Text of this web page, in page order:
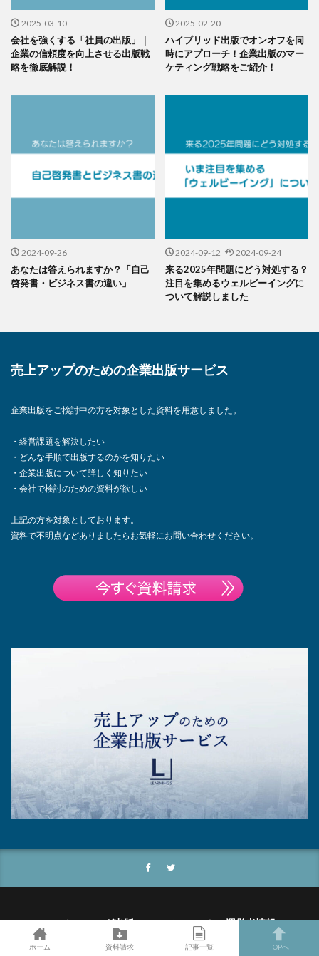
2025-03-10
会社を強くする「社員の出版」｜
企業の信頼度を向上させる出版戦
略を徹底解説！
2025-02-20
ハイブリッド出版でオンオフを同
時にアプローチ！企業出版のマー
ケティング戦略をご紹介！
2024-09-26
あなたは答えられますか？「自己
啓発書・ビジネス書の違い」
2024-09-12 2024-09-24
来る2025年問題にどう対処する？
注目を集めるウェルビーイングに
ついて解説しました
売上アップのための企業出版サービス
企業出版をご検討中の方を対象とした資料を用意しました。
・経営課題を解決したい
・どんな手順で出版するのかを知りたい
・企業出版について詳しく知りたい
・会社で検討のための資料が欲しい
上記の方を対象としております。
資料で不明点などありましたらお気軽にお問い合わせください。
マーケティング出版®＋plusについて
運営者情報
プライバシーポリシー
無料個別相談
ホーム 資料請求 記事一覧 TOPへ